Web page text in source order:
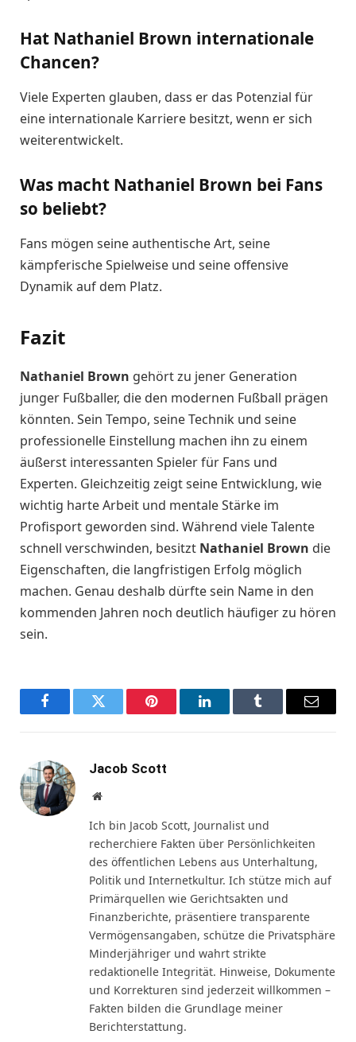
Hat Nathaniel Brown internationale
Chancen?
Viele Experten glauben, dass er das Potenzial für
eine internationale Karriere besitzt, wenn er sich
weiterentwickelt.
Was macht Nathaniel Brown bei Fans
so beliebt?
Fans mögen seine authentische Art, seine
kämpferische Spielweise und seine offensive
Dynamik auf dem Platz.
Fazit
Nathaniel Brown gehört zu jener Generation
junger Fußballer, die den modernen Fußball prägen
könnten. Sein Tempo, seine Technik und seine
professionelle Einstellung machen ihn zu einem
äußerst interessanten Spieler für Fans und
Experten. Gleichzeitig zeigt seine Entwicklung, wie
wichtig harte Arbeit und mentale Stärke im
Profisport geworden sind. Während viele Talente
schnell verschwinden, besitzt Nathaniel Brown die
Eigenschaften, die langfristigen Erfolg möglich
machen. Genau deshalb dürfte sein Name in den
kommenden Jahren noch deutlich häufiger zu hören
sein.
FacebookTwitter Pinterest LinkedInTumblr Email
Jacob Scott
Website
Ich bin Jacob Scott, Journalist und
recherchiere Fakten über Persönlichkeiten
des öffentlichen Lebens aus Unterhaltung,
Politik und Internetkultur. Ich stütze mich auf
Primärquellen wie Gerichtsakten und
Finanzberichte, präsentiere transparente
Vermögensangaben, schütze die Privatsphäre
Minderjähriger und wahrt strikte
redaktionelle Integrität. Hinweise, Dokumente
und Korrekturen sind jederzeit willkommen –
Fakten bilden die Grundlage meiner
Berichterstattung.